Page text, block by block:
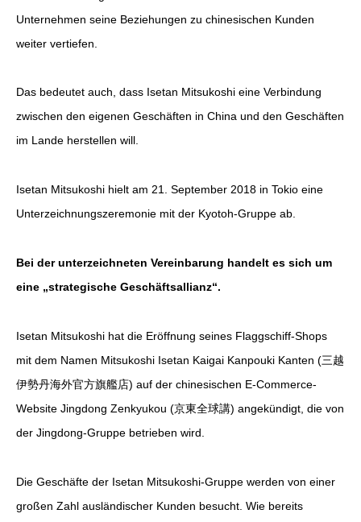
Unternehmen seine Beziehungen zu chinesischen Kunden
weiter vertiefen.
Das bedeutet auch, dass Isetan Mitsukoshi eine Verbindung
zwischen den eigenen Geschäften in China und den Geschäften
im Lande herstellen will.
Isetan Mitsukoshi hielt am 21. September 2018 in Tokio eine
Unterzeichnungszeremonie mit der Kyotoh-Gruppe ab.
Bei der unterzeichneten Vereinbarung handelt es sich um
eine „strategische Geschäftsallianz“.
Isetan Mitsukoshi hat die Eröffnung seines Flaggschiff-Shops
mit dem Namen Mitsukoshi Isetan Kaigai Kanpouki Kanten (三越
伊勢丹海外官方旗艦店) auf der chinesischen E-Commerce-
Website Jingdong Zenkyukou (京東全球講) angekündigt, die von
der Jingdong-Gruppe betrieben wird.
Die Geschäfte der Isetan Mitsukoshi-Gruppe werden von einer
großen Zahl ausländischer Kunden besucht. Wie bereits